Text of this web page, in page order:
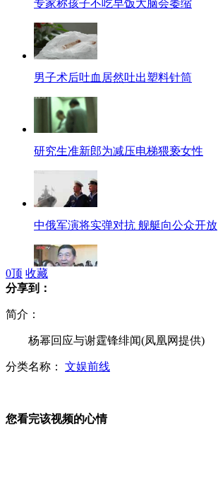
专家称孩子不吃早饭大脑会萎缩
男子术后吐血居然吐出塑料针筒
研究生准新郎为减压电梯猥亵女性
中俄军演将实弹对抗 舰艇向公众开放
美菲联合军演首次涉足南海海域
0顶 收藏
分享到：
简介：
杨幂回应与谢霆锋绯闻(凤凰网提供)
分类名称： 文娱前线
您看完该视频的心情